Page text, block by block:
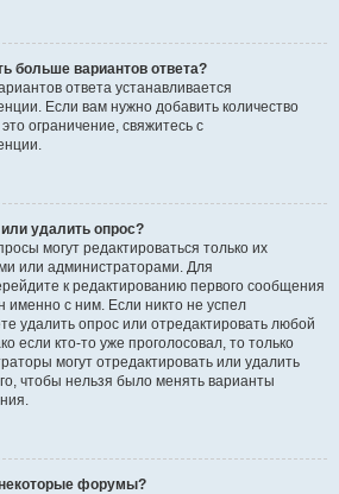
больше вариантов ответа?
ответа устанавливается
Если вам нужно добавить количество
ограничение, свяжитесь с
удалить опрос?
могут редактироваться только их
или администраторами. Для
к редактированию первого сообщения
именно с ним. Если никто не успел
удалить опрос или отредактировать любой
если кто-то уже проголосовал, то только
могут отредактировать или удалить
чтобы нельзя было менять варианты
форумы?